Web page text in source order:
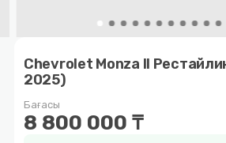
Chevrolet Monza II
2025)
Бағасы
8 800 000 ₸